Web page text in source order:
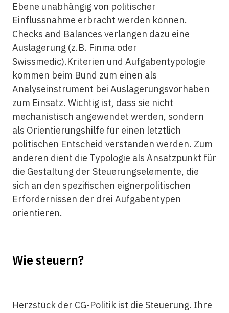
Ebene unabhängig von politischer
Einflussnahme erbracht werden können.
Checks and Balances verlangen dazu eine
Auslagerung (z.B. Finma oder
Swissmedic).Kriterien und Aufgabentypologie
kommen beim Bund zum einen als
Analyseinstrument bei Auslagerungsvorhaben
zum Einsatz. Wichtig ist, dass sie nicht
mechanistisch angewendet werden, sondern
als Orientierungshilfe für einen letztlich
politischen Entscheid verstanden werden. Zum
anderen dient die Typologie als Ansatzpunkt für
die Gestaltung der Steuerungselemente, die
sich an den spezifischen eignerpolitischen
Erfordernissen der drei Aufgabentypen
orientieren.
Wie steuern?
Herzstück der CG-Politik ist die Steuerung. Ihre